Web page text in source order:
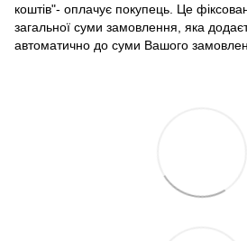
коштів"- оплачує покупець. Це
загальної суми замовлення, яка
автоматично до суми Вашого